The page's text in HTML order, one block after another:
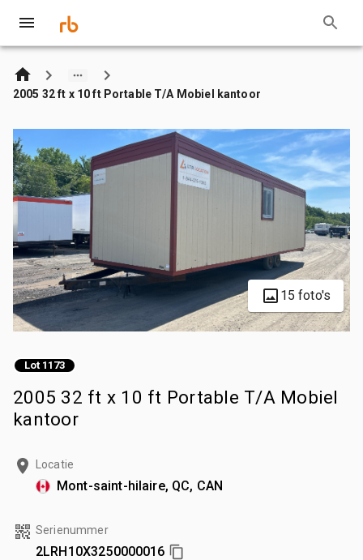
2005 32 ft x 10 ft Portable T/A Mobiel kantoor
15 foto's
Lot 1173
2005 32 ft x 10 ft Portable T/A Mobiel
kantoor
Locatie
Mont-saint-hilaire, QC, CAN
Serienummer
2LRH10X3250000016